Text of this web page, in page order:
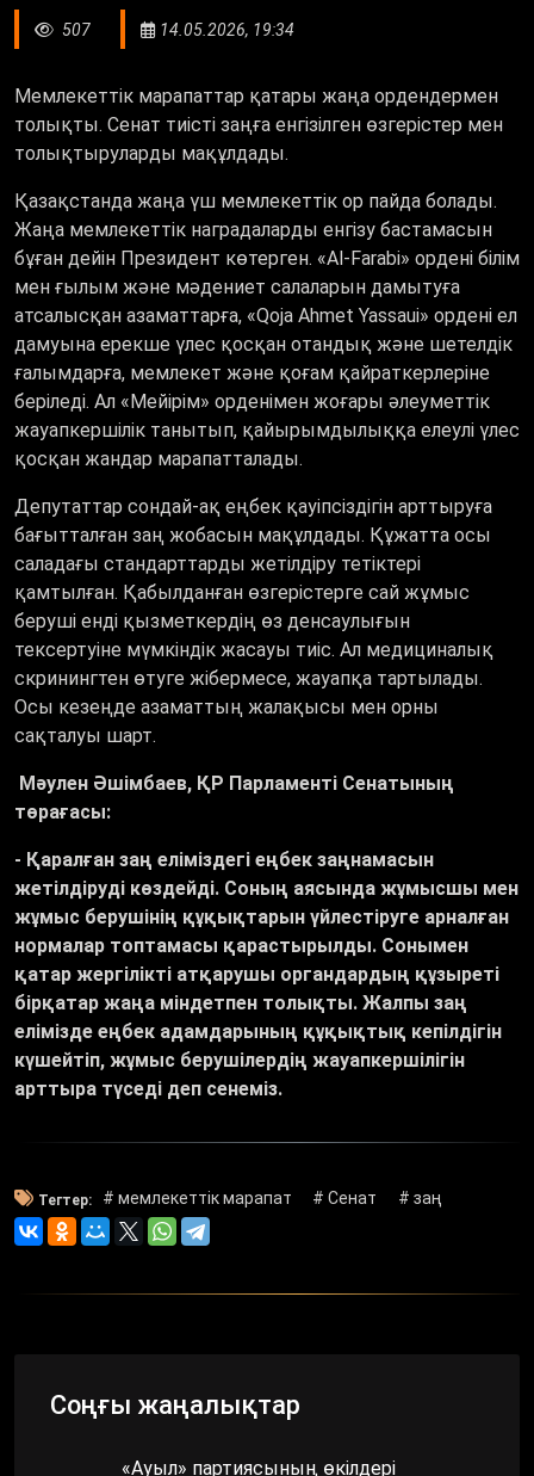
507 14.05.2026, 19:34
Мемлекеттік марапаттар қатары жаңа ордендермен
толықты. Сенат тиісті заңға енгізілген өзгерістер мен
толықтыруларды мақұлдады.
Қазақстанда жаңа үш мемлекеттік ор пайда болады.
Жаңа мемлекеттік наградаларды енгізу бастамасын
бұған дейін Президент көтерген. «Al-Farabi» ордені білім
мен ғылым және мәдениет салаларын дамытуға
атсалысқан азаматтарға, «Qoja Ahmet Yassaui» ордені ел
дамуына ерекше үлес қосқан отандық және шетелдік
ғалымдарға, мемлекет және қоғам қайраткерлеріне
беріледі. Ал «Мейірім» орденімен жоғары әлеуметтік
жауапкершілік танытып, қайырымдылыққа елеулі үлес
қосқан жандар марапатталады.
Депутаттар сондай-ақ еңбек қауіпсіздігін арттыруға
бағытталған заң жобасын мақұлдады. Құжатта осы
саладағы стандарттарды жетілдіру тетіктері
қамтылған. Қабылданған өзгерістерге сай жұмыс
беруші енді қызметкердің өз денсаулығын
тексертуіне мүмкіндік жасауы тиіс. Ал медициналық
скринингтен өтуге жібермесе, жауапқа тартылады.
Осы кезеңде азаматтың жалақысы мен орны
сақталуы шарт.
Мәулен Әшімбаев, ҚР Парламенті Сенатының
төрағасы:
- Қаралған заң еліміздегі еңбек заңнамасын
жетілдіруді көздейді. Соның аясында жұмысшы мен
жұмыс берушінің құқықтарын үйлестіруге арналған
нормалар топтамасы қарастырылды. Сонымен
қатар жергілікті атқарушы органдардың құзыреті
бірқатар жаңа міндетпен толықты. Жалпы заң
елімізде еңбек адамдарының құқықтық кепілдігін
күшейтіп, жұмыс берушілердің жауапкершілігін
арттыра түседі деп сенеміз.
Тегтер: # мемлекеттік марапат # Сенат # заң
Соңғы жаңалықтар
«Ауыл» партиясының өкілдері